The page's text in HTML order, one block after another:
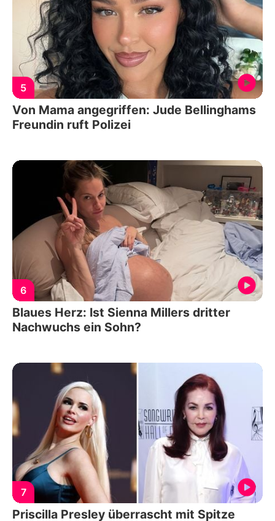
5
Von Mama angegriffen: Jude Bellinghams
Freundin ruft Polizei
6
Blaues Herz: Ist Sienna Millers dritter
Nachwuchs ein Sohn?
7
Priscilla Presley überrascht mit Spitze